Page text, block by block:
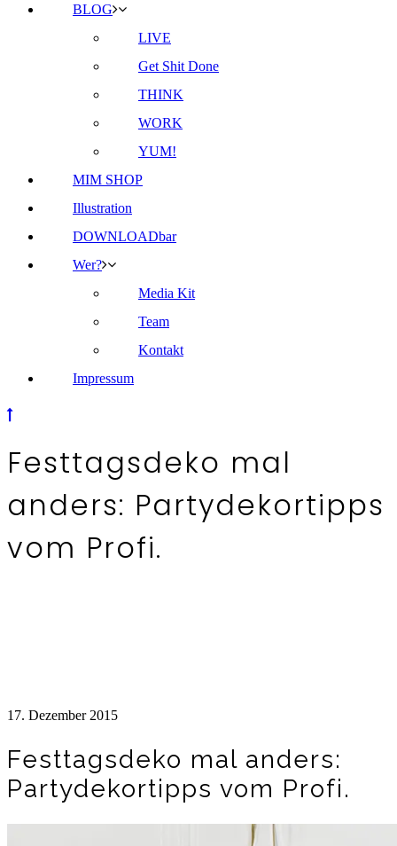
BLOG
LIVE
Get Shit Done
THINK
WORK
YUM!
MIM SHOP
Illustration
DOWNLOADbar
Wer?
Media Kit
Team
Kontakt
Impressum
Festtagsdeko mal
anders: Partydekortipps
vom Profi.
17. Dezember 2015
Festtagsdeko mal anders:
Partydekortipps vom Profi.